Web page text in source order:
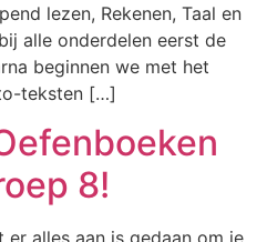
lezen, Rekenen, Taal en
alle onderdelen eerst de
beginnen we met het
teksten […]
8!